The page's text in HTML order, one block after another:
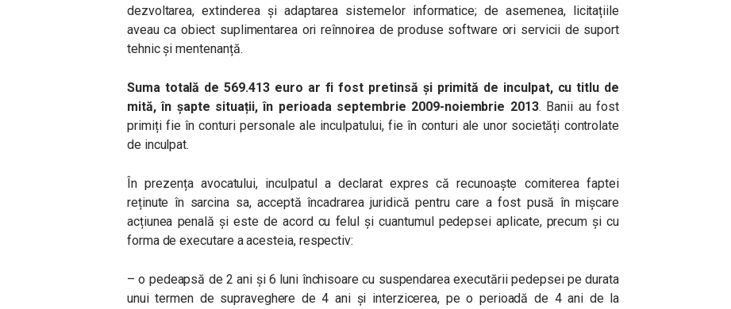
dezvoltarea, extinderea și adaptarea sistemelor informatice; de asemenea, licitațiile
aveau ca obiect suplimentarea ori reînnoirea de produse software ori servicii de suport
tehnic și mentenanță.
Suma totală de 569.413 euro ar fi fost pretinsă și primită de inculpat, cu titlu de
mită, în șapte situații, în perioada septembrie 2009-noiembrie 2013. Banii au fost
primiți fie în conturi personale ale inculpatului, fie în conturi ale unor societăți controlate
de inculpat.
În prezența avocatului, inculpatul a declarat expres că recunoaște comiterea faptei
reținute în sarcina sa, acceptă încadrarea juridică pentru care a fost pusă în mișcare
acțiunea penală și este de acord cu felul și cuantumul pedepsei aplicate, precum și cu
forma de executare a acesteia, respectiv:
– o pedeapsă de 2 ani și 6 luni închisoare cu suspendarea executării pedepsei pe durata
unui termen de supraveghere de 4 ani și interzicerea, pe o perioadă de 4 ani de la